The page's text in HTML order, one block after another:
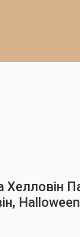
Хелловін
Halloween